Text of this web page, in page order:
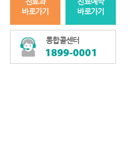
바로가기
바로가기
통합콜센터